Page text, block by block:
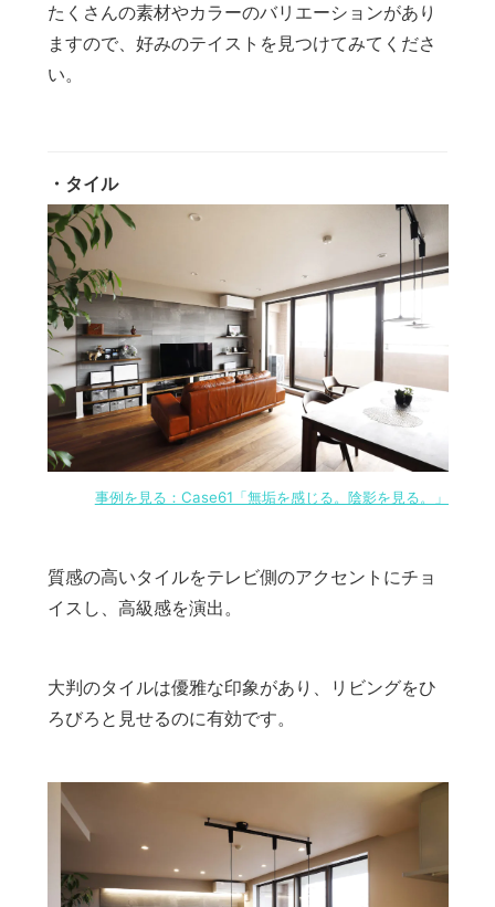
たくさんの素材やカラーのバリエーションがあり
ますので、好みのテイストを見つけてみてくださ
い。
・タイル
事例を見る：Case61「無垢を感じる。陰影を見る。」
質感の高いタイルをテレビ側のアクセントにチョ
イスし、高級感を演出。
大判のタイルは優雅な印象があり、リビングをひ
ろびろと見せるのに有効です。